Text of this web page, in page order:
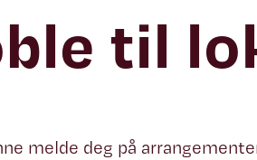
til
melde deg på